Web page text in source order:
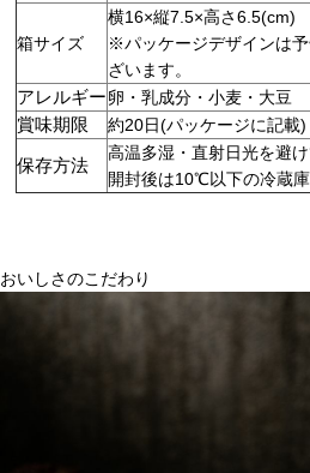
箱サイズ
横16×縦7.5×高さ6.5(cm)
※パッケージデザインは
ざいます。
アレルギー卵・乳成分・小麦・大豆
賞味期限 約20日(パッケージに記載)
保存方法
高温多湿・直射日光を避
開封後は10℃以下の冷蔵
おいしさのこだわり